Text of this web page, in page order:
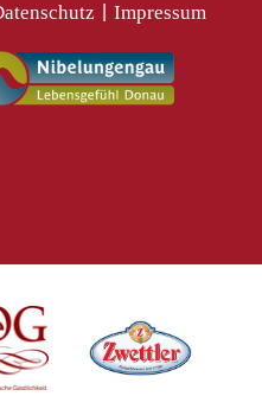
Impressum